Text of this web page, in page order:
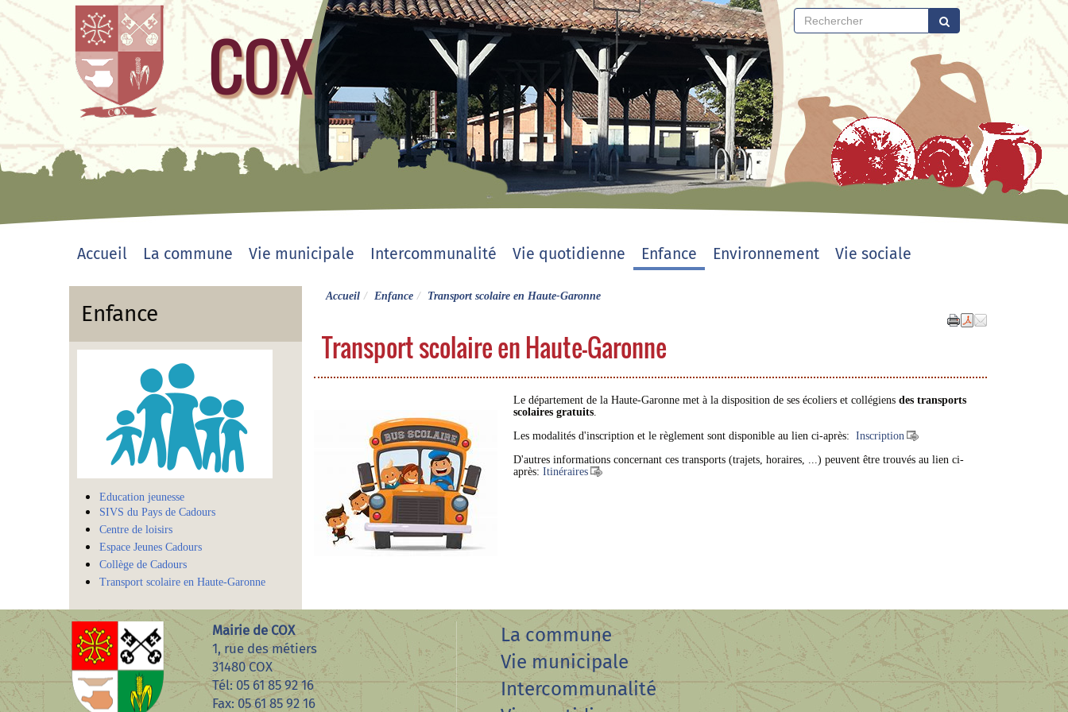
COX
site officiel
Accueil La commune Vie municipale Intercommunalité Vie quotidienne Enfance Environnement Vie sociale
Accueil Enfance Transport scolaire en Haute-Garonne
Transport scolaire en Haute-Garonne
Le département de la Haute-Garonne met à la disposition de ses écoliers et collégiens des transports
scolaires gratuits.
Les modalités d'inscription et le règlement sont disponible au lien ci-après: Inscription
D'autres informations concernant ces transports (trajets, horaires, ...) peuvent être trouvés au lien ci-
après: Itinéraires
Enfance
Education jeunesse
SIVS du Pays de Cadours
Centre de loisirs
Espace Jeunes Cadours
Collège de Cadours
Transport scolaire en Haute-Garonne
Mairie de COX
1, rue des métiers
31480 COX
Tél: 05 61 85 92 16
Fax: 05 61 85 92 16
La commune
Vie municipale
Intercommunalité